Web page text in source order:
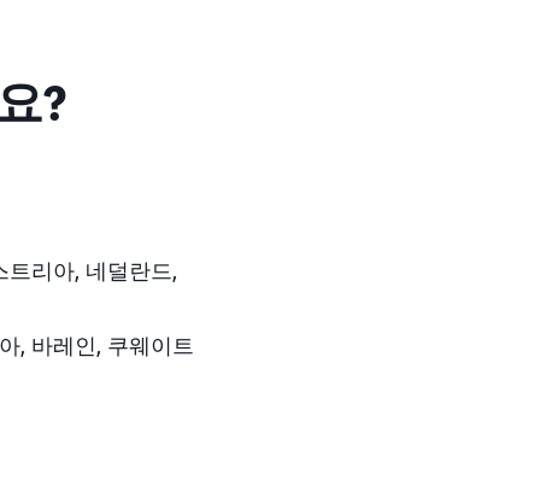
?
트리아, 네덜란드,
, 바레인, 쿠웨이트